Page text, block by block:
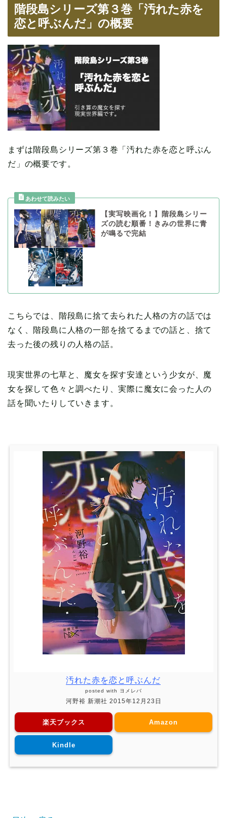
階段島シリーズ第３巻「汚れた赤を
恋と呼ぶんだ」の概要
まずは階段島シリーズ第３巻「汚れた赤を恋と呼ぶん
だ」の概要です。
【実写映画化！】階段島シリー
ズの読む順番！きみの世界に青
が鳴るで完結
こちらでは、階段島に捨て去られた人格の方の話では
なく、階段島に人格の一部を捨てるまでの話と、捨て
去った後の残りの人格の話。
現実世界の七草と、魔女を探す安達という少女が、魔
女を探して色々と調べたり、実際に魔女に会った人の
話を聞いたりしていきます。
汚れた赤を恋と呼ぶんだ
posted with ヨメレバ
河野裕 新潮社 2015年12月23日
楽天ブックス Amazon
Kindle